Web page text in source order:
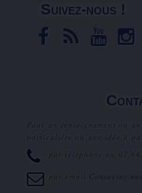
Suivez-nous !
Pour un renseignement ou
particulière ou une idée à
par téléphone au
par email Contactez-